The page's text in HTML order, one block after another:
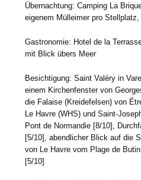
Übernachtung: Camping La
eigenem Mülleimer pro
Gastronomie: Hotel de la
mit Blick übers Meer
Besichtigung: Saint Valéry in
einem Kirchenfenster von
die Falaise (Kreidefelsen) von
Le Havre (WHS) und Saint-
Pont de Normandie [8/10],
[5/10], abendlicher Blick auf die
von Le Havre vom Plage de
[5/10]